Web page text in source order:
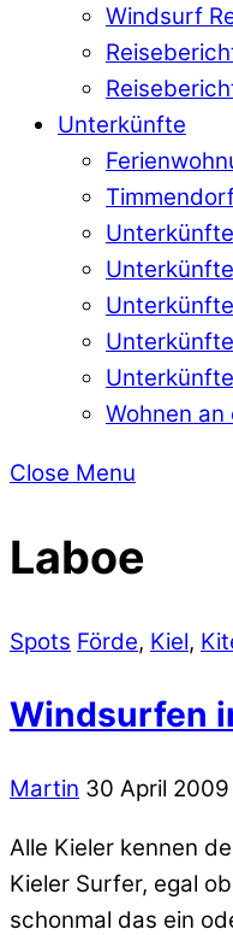
Windsurf
Unterkünfte
Wohnen
Close Menu
Laboe
Spots Förde, Kiel,
Windsurfen
Martin 30 April 2009
Alle Kieler kennen
Kieler Surfer, egal
schonmal das ein